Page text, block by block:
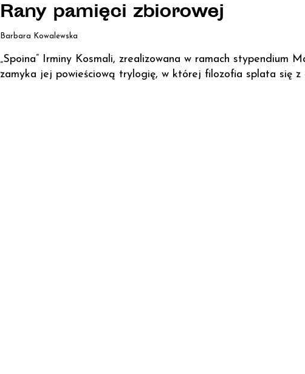
Rany pamięci zbiorowej
Barbara Kowalewska
„Spoina” Irminy Kosmali, zrealizowana w ramach stypendium
zamyka jej powieściową trylogię, w której filozofia splata się z